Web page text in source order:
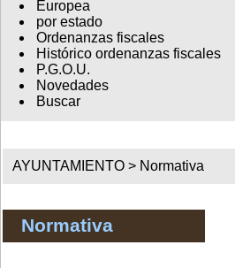
Europea
por estado
Ordenanzas fiscales
Histórico ordenanzas fiscales
P.G.O.U.
Novedades
Buscar
AYUNTAMIENTO > Normativa
Normativa